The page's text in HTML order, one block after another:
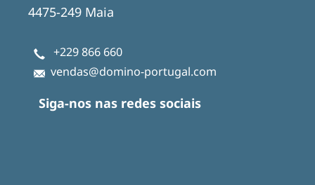
4475-249 Maia
+229 866 660
vendas@domino-portugal.com
Siga-nos nas redes sociais